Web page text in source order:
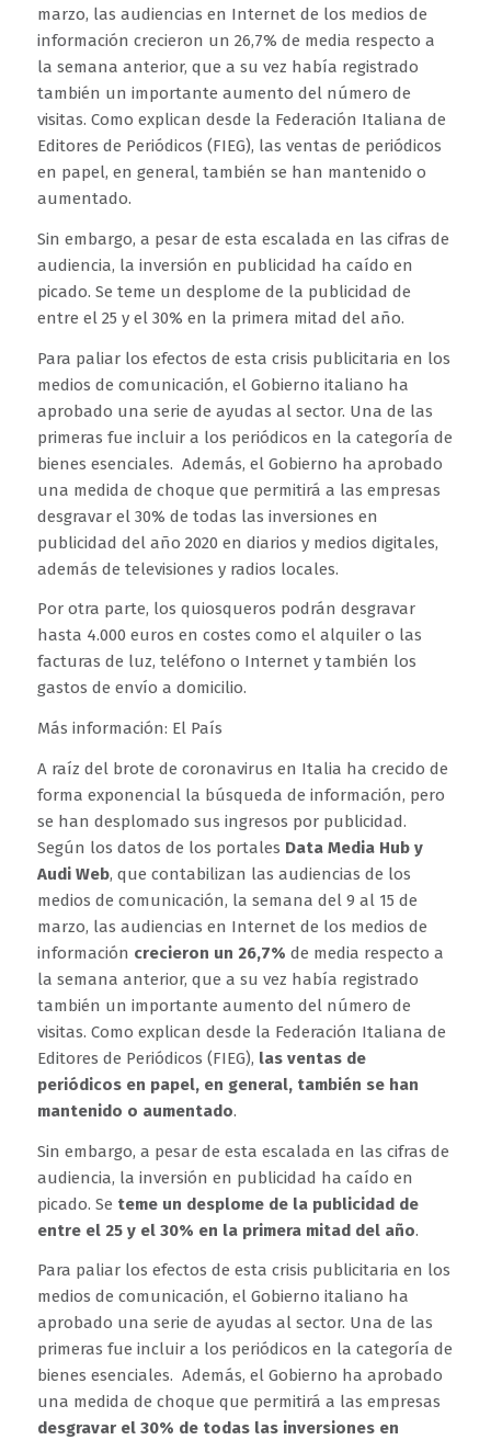
marzo, las audiencias en Internet de los medios de
información crecieron un 26,7% de media respecto a
la semana anterior, que a su vez había registrado
también un importante aumento del número de
visitas. Como explican desde la Federación Italiana de
Editores de Periódicos (FIEG), las ventas de periódicos
en papel, en general, también se han mantenido o
aumentado.
Sin embargo, a pesar de esta escalada en las cifras de
audiencia, la inversión en publicidad ha caído en
picado. Se teme un desplome de la publicidad de
entre el 25 y el 30% en la primera mitad del año.
Para paliar los efectos de esta crisis publicitaria en los
medios de comunicación, el Gobierno italiano ha
aprobado una serie de ayudas al sector. Una de las
primeras fue incluir a los periódicos en la categoría de
bienes esenciales. Además, el Gobierno ha aprobado
una medida de choque que permitirá a las empresas
desgravar el 30% de todas las inversiones en
publicidad del año 2020 en diarios y medios digitales,
además de televisiones y radios locales.
Por otra parte, los quiosqueros podrán desgravar
hasta 4.000 euros en costes como el alquiler o las
facturas de luz, teléfono o Internet y también los
gastos de envío a domicilio.
Más información: El País
A raíz del brote de coronavirus en Italia ha crecido de
forma exponencial la búsqueda de información, pero
se han desplomado sus ingresos por publicidad.
Según los datos de los portales Data Media Hub y
Audi Web, que contabilizan las audiencias de los
medios de comunicación, la semana del 9 al 15 de
marzo, las audiencias en Internet de los medios de
información crecieron un 26,7% de media respecto a
la semana anterior, que a su vez había registrado
también un importante aumento del número de
visitas. Como explican desde la Federación Italiana de
Editores de Periódicos (FIEG), las ventas de
periódicos en papel, en general, también se han
mantenido o aumentado.
Sin embargo, a pesar de esta escalada en las cifras de
audiencia, la inversión en publicidad ha caído en
picado. Se teme un desplome de la publicidad de
entre el 25 y el 30% en la primera mitad del año.
Para paliar los efectos de esta crisis publicitaria en los
medios de comunicación, el Gobierno italiano ha
aprobado una serie de ayudas al sector. Una de las
primeras fue incluir a los periódicos en la categoría de
bienes esenciales. Además, el Gobierno ha aprobado
una medida de choque que permitirá a las empresas
desgravar el 30% de todas las inversiones en